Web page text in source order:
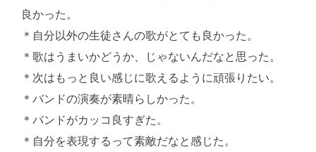
良かった。
＊自分以外の生徒さんの歌がとても良かった。
＊歌はうまいかどうか、じゃないんだなと思った。
＊次はもっと良い感じに歌えるように頑張りたい。
＊バンドの演奏が素晴らしかった。
＊バンドがカッコ良すぎた。
＊自分を表現するって素敵だなと感じた。